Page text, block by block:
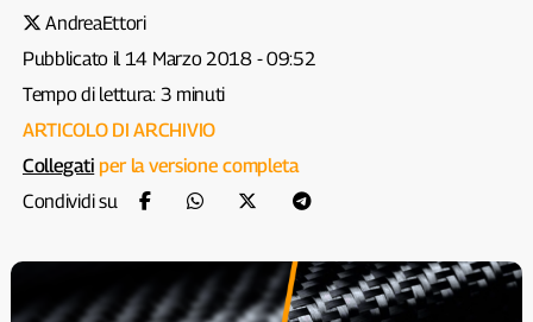
AndreaEttori
Pubblicato il 14 Marzo 2018 - 09:52
Tempo di lettura: 3 minuti
ARTICOLO DI ARCHIVIO
Collegati per la versione completa
Condividi su